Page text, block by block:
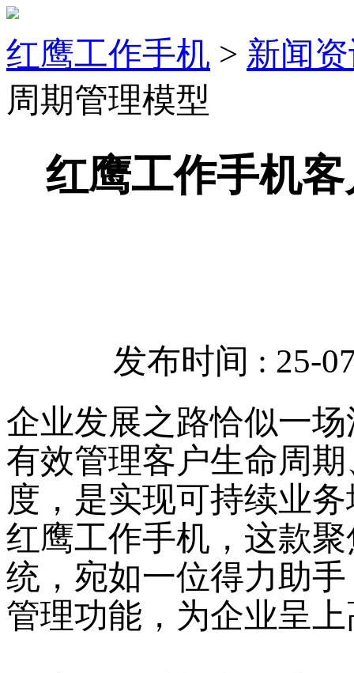
红鹰工作手机 > 新闻
周期管理模型
红鹰工作手机
发布时间 : 25-
企业发展之路恰似一
有效管理客户生命周
度，是实现可持续业
红鹰工作手机，这款
统，宛如一位得力助
管理功能，为企业呈